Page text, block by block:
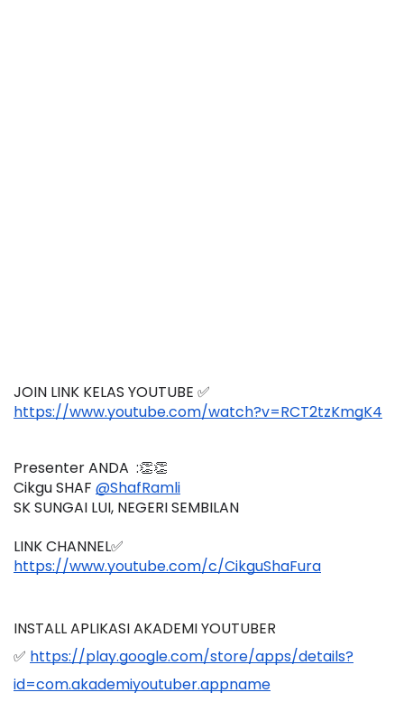
JOIN LINK KELAS YOUTUBE ✅
https://www.youtube.com/watch?v=RCT2tzKmgK4
Presenter ANDA  :👏👏
Cikgu SHAF @ShafRamli
SK SUNGAI LUI, NEGERI SEMBILAN
LINK CHANNEL✅
https://www.youtube.com/c/CikguShaFura
INSTALL APLIKASI AKADEMI YOUTUBER
✅ https://play.google.com/store/apps/details?
id=com.akademiyoutuber.appname